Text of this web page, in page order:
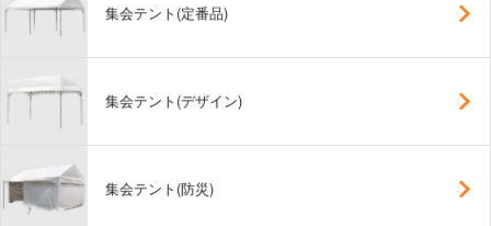
集会テント(定番品)
集会テント(デザイン)
集会テント(防災)